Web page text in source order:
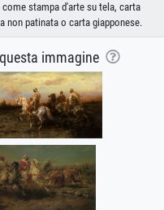
come stampa d'arte su tela, carta
non patinata o carta giapponese.
immagine